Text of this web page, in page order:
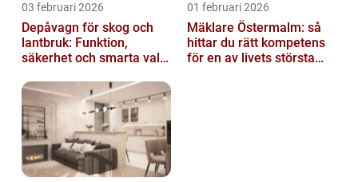
03 februari 2026
Depåvagn för skog och
lantbruk: Funktion,
säkerhet och smarta val
01 februari 2026
Mäklare Östermalm: så
hittar du rätt kompetens
för en av livets största